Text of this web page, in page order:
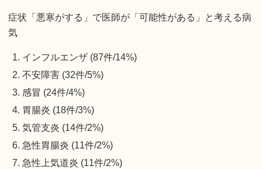
症状「悪寒がする」で医師が「可能性がある」と考える病
気
インフルエンザ (87件/14%)
不安障害 (32件/5%)
感冒 (24件/4%)
胃腸炎 (18件/3%)
気管支炎 (14件/2%)
急性胃腸炎 (11件/2%)
急性上気道炎 (11件/2%)